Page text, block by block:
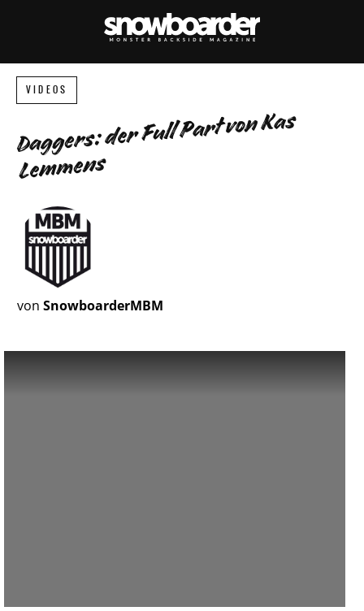
VIDEOS
Daggers: der Full Part von Kas
Lemmens
von SnowboarderMBM